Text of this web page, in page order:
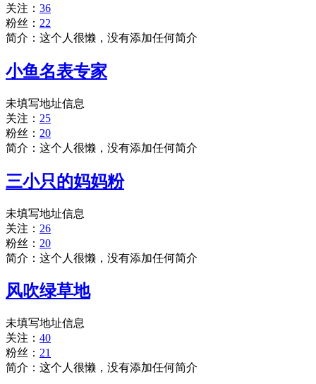
关注： 36
粉丝： 22
简介：这个人很懒，没有添加任何简介
小鱼名表专家
未填写地址信息
关注： 25
粉丝： 20
简介：这个人很懒，没有添加任何简介
三小只的妈妈粉
未填写地址信息
关注： 26
粉丝： 20
简介：这个人很懒，没有添加任何简介
风吹绿草地
未填写地址信息
关注： 40
粉丝： 21
简介：这个人很懒，没有添加任何简介